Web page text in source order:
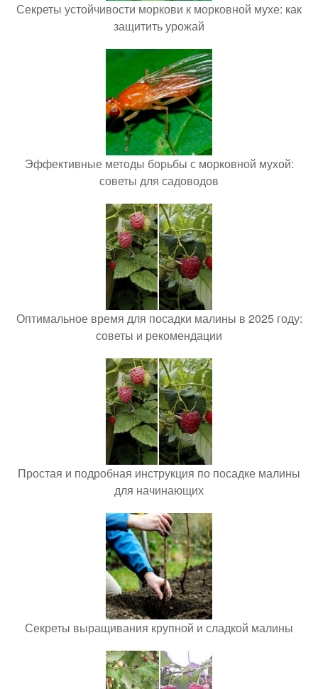
Секреты устойчивости моркови к морковной мухе: как
защитить урожай
Эффективные методы борьбы с морковной мухой:
советы для садоводов
Оптимальное время для посадки малины в 2025 году:
советы и рекомендации
Простая и подробная инструкция по посадке малины
для начинающих
Секреты выращивания крупной и сладкой малины